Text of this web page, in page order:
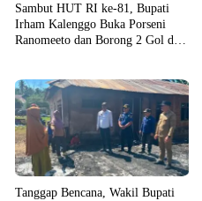
Sambut HUT RI ke-81, Bupati
Irham Kalenggo Buka Porseni
Ranomeeto dan Borong 2 Gol di
Tanggap Bencana, Wakil Bupati